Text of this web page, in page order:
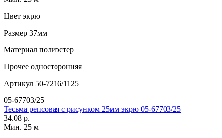
Цвет экрю
Размер 37мм
Материал полиэстер
Прочее односторонняя
Артикул 50-7216/1125
05-67703/25
Тесьма репсовая с рисунком 25мм экрю 05-67703/25
34.08 р.
Мин. 25 м